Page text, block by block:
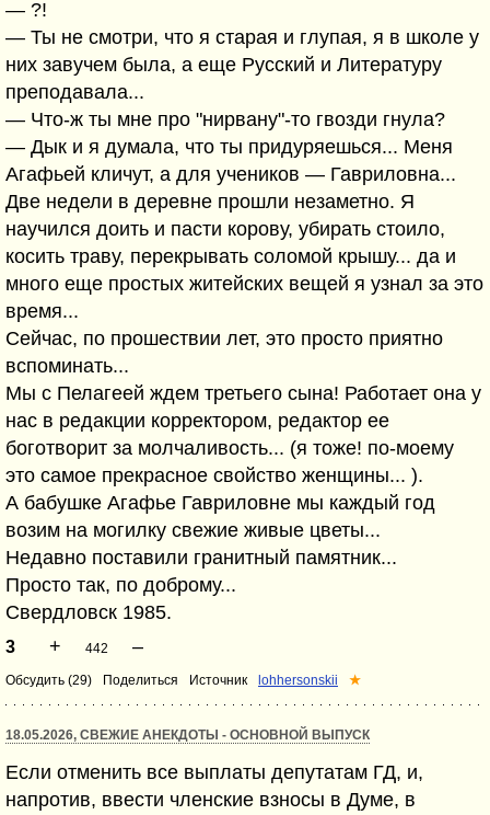
— ?!
— Ты не смотри, что я старая и глупая, я в школе у
них завучем была, а еще Русский и Литературу
преподавала...
— Что-ж ты мне про "нирвану"-то гвозди гнула?
— Дык и я думала, что ты придуряешься... Меня
Агафьей кличут, а для учеников — Гавриловна...
Две недели в деревне прошли незаметно. Я
научился доить и пасти корову, убирать стоило,
косить траву, перекрывать соломой крышу... да и
много еще простых житейских вещей я узнал за это
время...
Сейчас, по прошествии лет, это просто приятно
вспоминать...
Мы с Пелагеей ждем третьего сына! Работает она у
нас в редакции корректором, редактор ее
боготворит за молчаливость... (я тоже! по-моему
это самое прекрасное свойство женщины... ).
А бабушке Агафье Гавриловне мы каждый год
возим на могилку свежие живые цветы...
Недавно поставили гранитный памятник...
Просто так, по доброму...
Свердловск 1985.
3 + 442 –
Обсудить (29) Поделиться Источник lohhersonskii ★
18.05.2026, СВЕЖИЕ АНЕКДОТЫ - ОСНОВНОЙ ВЫПУСК
Если отменить все выплаты депутатам ГД, и,
напротив, ввести членские взносы в Думе, в